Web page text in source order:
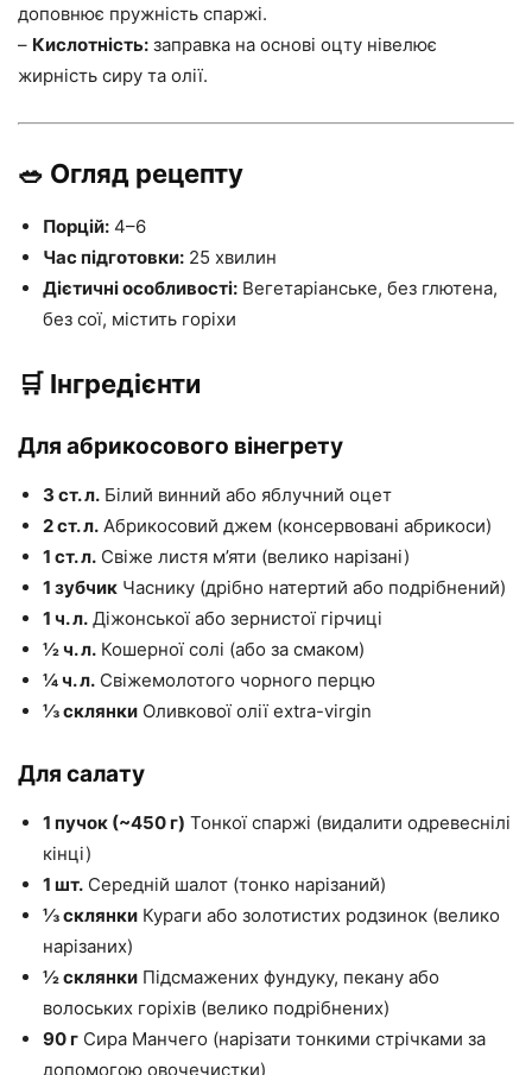
доповнює пружність спаржі.
– Кислотність: заправка на основі оцту нівелює
жирність сиру та олії.
🥗 Огляд рецепту
Порцій: 4–6
Час підготовки: 25 хвилин
Дієтичні особливості: Вегетаріанське, без глютена,
без сої, містить горіхи
🛒 Інгредієнти
Для абрикосового вінегрету
3 ст. л. Білий винний або яблучний оцет
2 ст. л. Абрикосовий джем (консервовані абрикоси)
1 ст. л. Свіже листя м’яти (велико нарізані)
1 зубчик Часнику (дрібно натертий або подрібнений)
1 ч. л. Діжонської або зернистої гірчиці
½ ч. л. Кошерної солі (або за смаком)
¼ ч. л. Свіжемолотого чорного перцю
⅓ склянки Оливкової олії extra-virgin
Для салату
1 пучок (~450 г) Тонкої спаржі (видалити одревеснілі
кінці)
1 шт. Середній шалот (тонко нарізаний)
⅓ склянки Кураги або золотистих родзинок (велико
нарізаних)
½ склянки Підсмажених фундуку, пекану або
волоських горіхів (велико подрібнених)
90 г Сира Манчего (нарізати тонкими стрічками за
допомогою овочечистки)